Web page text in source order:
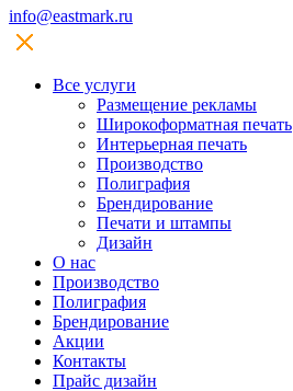
info@eastmark.ru
Все услуги
Размещение рекламы
Широкофoрматная печать
Интерьерная печать
Производство
Полиграфия
Брендирование
Печати и штампы
Дизайн
О нас
Производство
Полиграфия
Брендирование
Акции
Контакты
Прайс дизайн